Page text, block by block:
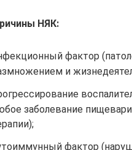
НЯК:
фактор
и
заболевание
фактор